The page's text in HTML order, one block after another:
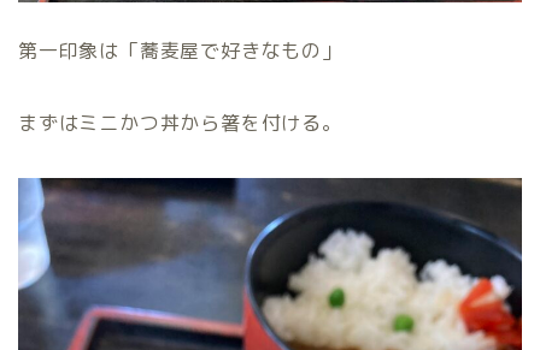
第一印象は「蕎麦屋で好きなもの」
まずはミニかつ丼から箸を付ける。